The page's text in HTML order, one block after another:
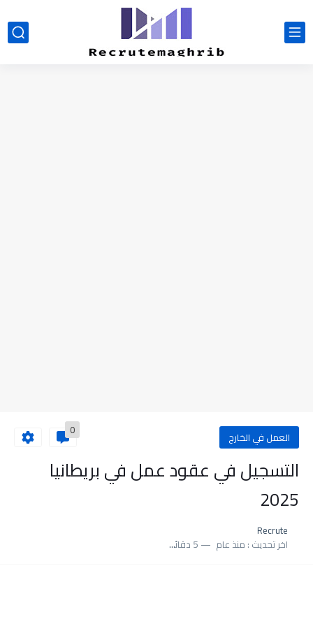
العمل في الخارج 0
التسجيل في عقود عمل في بريطانيا
2025
Recrute
اخر تحديث : منذ عام 5 دقائق للقراءة